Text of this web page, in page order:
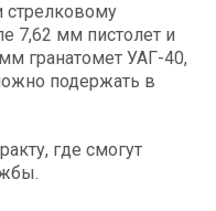
7,62 мм пистолет и
гранатомет УАГ-40,
подержать в
где смогут